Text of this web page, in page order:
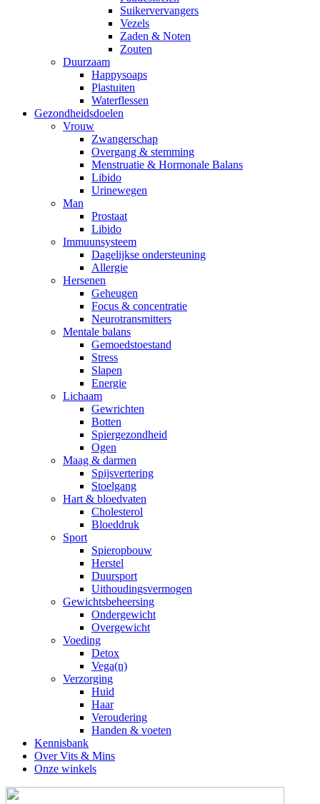
Suikervervangers
Vezels
Zaden & Noten
Zouten
Duurzaam
Happysoaps
Plastuiten
Waterflessen
Gezondheidsdoelen
Vrouw
Zwangerschap
Overgang & stemming
Menstruatie & Hormonale Balans
Libido
Urinewegen
Man
Prostaat
Libido
Immuunsysteem
Dagelijkse ondersteuning
Allergie
Hersenen
Geheugen
Focus & concentratie
Neurotransmitters
Mentale balans
Gemoedstoestand
Stress
Slapen
Energie
Lichaam
Gewrichten
Botten
Spiergezondheid
Ogen
Maag & darmen
Spijsvertering
Stoelgang
Hart & bloedvaten
Cholesterol
Bloeddruk
Sport
Spieropbouw
Herstel
Duursport
Uithoudingsvermogen
Gewichtsbeheersing
Ondergewicht
Overgewicht
Voeding
Detox
Vega(n)
Verzorging
Huid
Haar
Veroudering
Handen & voeten
Kennisbank
Over Vits & Mins
Onze winkels